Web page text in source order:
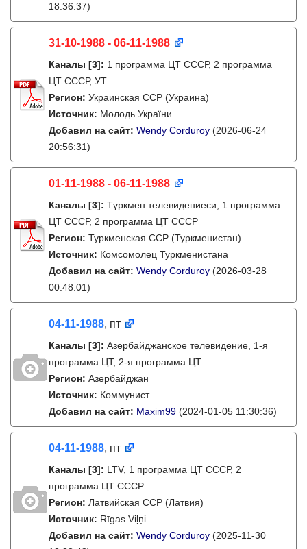
18:36:37)
31-10-1988 - 06-11-1988
Каналы [3]: 1 программа ЦТ СССР, 2 программа
ЦТ СССР, УТ
Регион: Украинская ССР (Украина)
Источник: Молодь України
Добавил на сайт: Wendy Corduroy (2026-06-24
20:56:31)
01-11-1988 - 06-11-1988
Каналы [3]: Түркмен телевидениеси, 1 программа
ЦТ СССР, 2 программа ЦТ СССР
Регион: Туркменская ССР (Туркменистан)
Источник: Комсомолец Туркменистана
Добавил на сайт: Wendy Corduroy (2026-03-28
00:48:01)
04-11-1988, пт
Каналы [3]: Азербайджанское телевидение, 1-я
программа ЦТ, 2-я программа ЦТ
Регион: Азербайджан
Источник: Коммунист
Добавил на сайт: Maxim99 (2024-01-05 11:30:36)
04-11-1988, пт
Каналы [3]: LTV, 1 программа ЦТ СССР, 2
программа ЦТ СССР
Регион: Латвийская ССР (Латвия)
Источник: Rīgas Viļņi
Добавил на сайт: Wendy Corduroy (2025-11-30